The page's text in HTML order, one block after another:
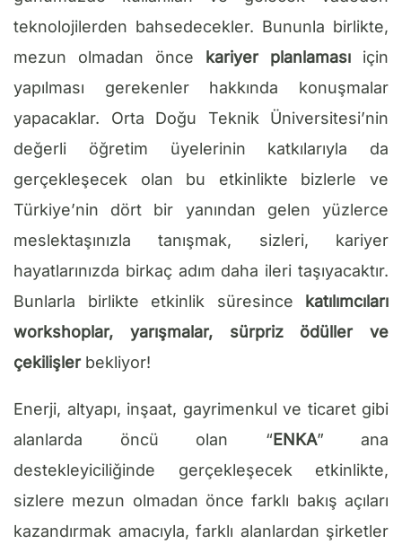
teknolojilerden bahsedecekler. Bununla birlikte,
mezun olmadan önce kariyer planlaması için
yapılması gerekenler hakkında konuşmalar
yapacaklar. Orta Doğu Teknik Üniversitesi’nin
değerli öğretim üyelerinin katkılarıyla da
gerçekleşecek olan bu etkinlikte bizlerle ve
Türkiye’nin dört bir yanından gelen yüzlerce
meslektaşınızla tanışmak, sizleri, kariyer
hayatlarınızda birkaç adım daha ileri taşıyacaktır.
Bunlarla birlikte etkinlik süresince katılımcıları
workshoplar, yarışmalar, sürpriz ödüller ve
çekilişlerbekliyor!
Enerji, altyapı, inşaat, gayrimenkul ve ticaret gibi
alanlarda öncü olan “ENKA” ana
destekleyiciliğinde gerçekleşecek etkinlikte,
sizlere mezun olmadan önce farklı bakış açıları
kazandırmak amacıyla, farklı alanlardan şirketler